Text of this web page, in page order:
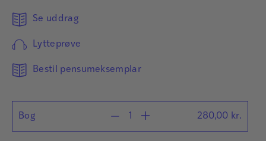
Se uddrag
Lytteprøve
Bestil pensumeksemplar
Bog 280,00 kr.